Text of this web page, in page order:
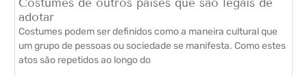
adotar
Costumes podem ser definidos como a maneira cultural que
um grupo de pessoas ou sociedade se manifesta. Como estes
atos são repetidos ao longo do